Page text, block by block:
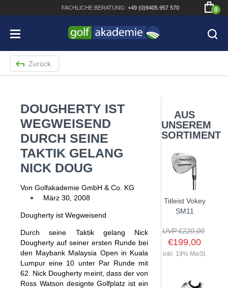
FACHLICHE BERATUNG: +49 (0)9405 957 570 0
Bridgestone JGR Driver 2018
Cobra King F8+ Driver
Titleist Pro V1x mit gratis Schriftaufdruck
Bennington Waterproof QO14 Sport Cartbag
SHOP
Zurück
DOUGHERTY IST
WEGWEISEND
DURCH SEINE
TAKTIK GELANG
NICK DOUG
Von Golfakademie GmbH & Co. KG
März 30, 2008
Dougherty ist Wegweisend
Durch seine Taktik gelang Nick
Dougherty auf seiner ersten Runde bei
den Maybank Malaysia Open in Kuala
Lumpur eine 10 unter Par Runde mit
62. Nick Dougherty meint, dass der von
Ross Watson designte Golfplatz ist ein
AUS
UNSEREM
SORTIMENT
Titleist Vokey
SM11
UVP €220,00
€199,00
inkl. 19% MwSt.